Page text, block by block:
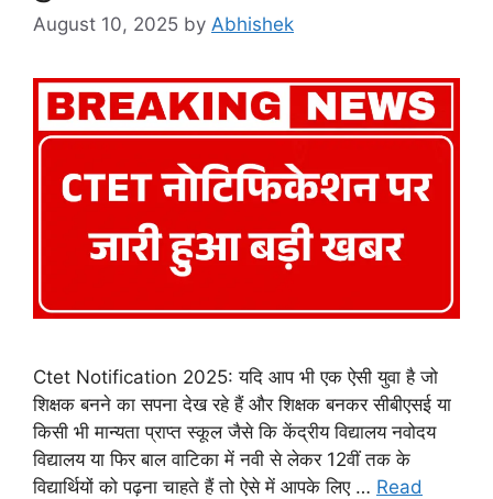
August 10, 2025 by Abhishek
Ctet Notification 2025: यदि आप भी एक ऐसी युवा है जो
शिक्षक बनने का सपना देख रहे हैं और शिक्षक बनकर सीबीएसई या
किसी भी मान्यता प्राप्त स्कूल जैसे कि केंद्रीय विद्यालय नवोदय
विद्यालय या फिर बाल वाटिका में नवी से लेकर 12वीं तक के
विद्यार्थियों को पढ़ना चाहते हैं तो ऐसे में आपके लिए … Read